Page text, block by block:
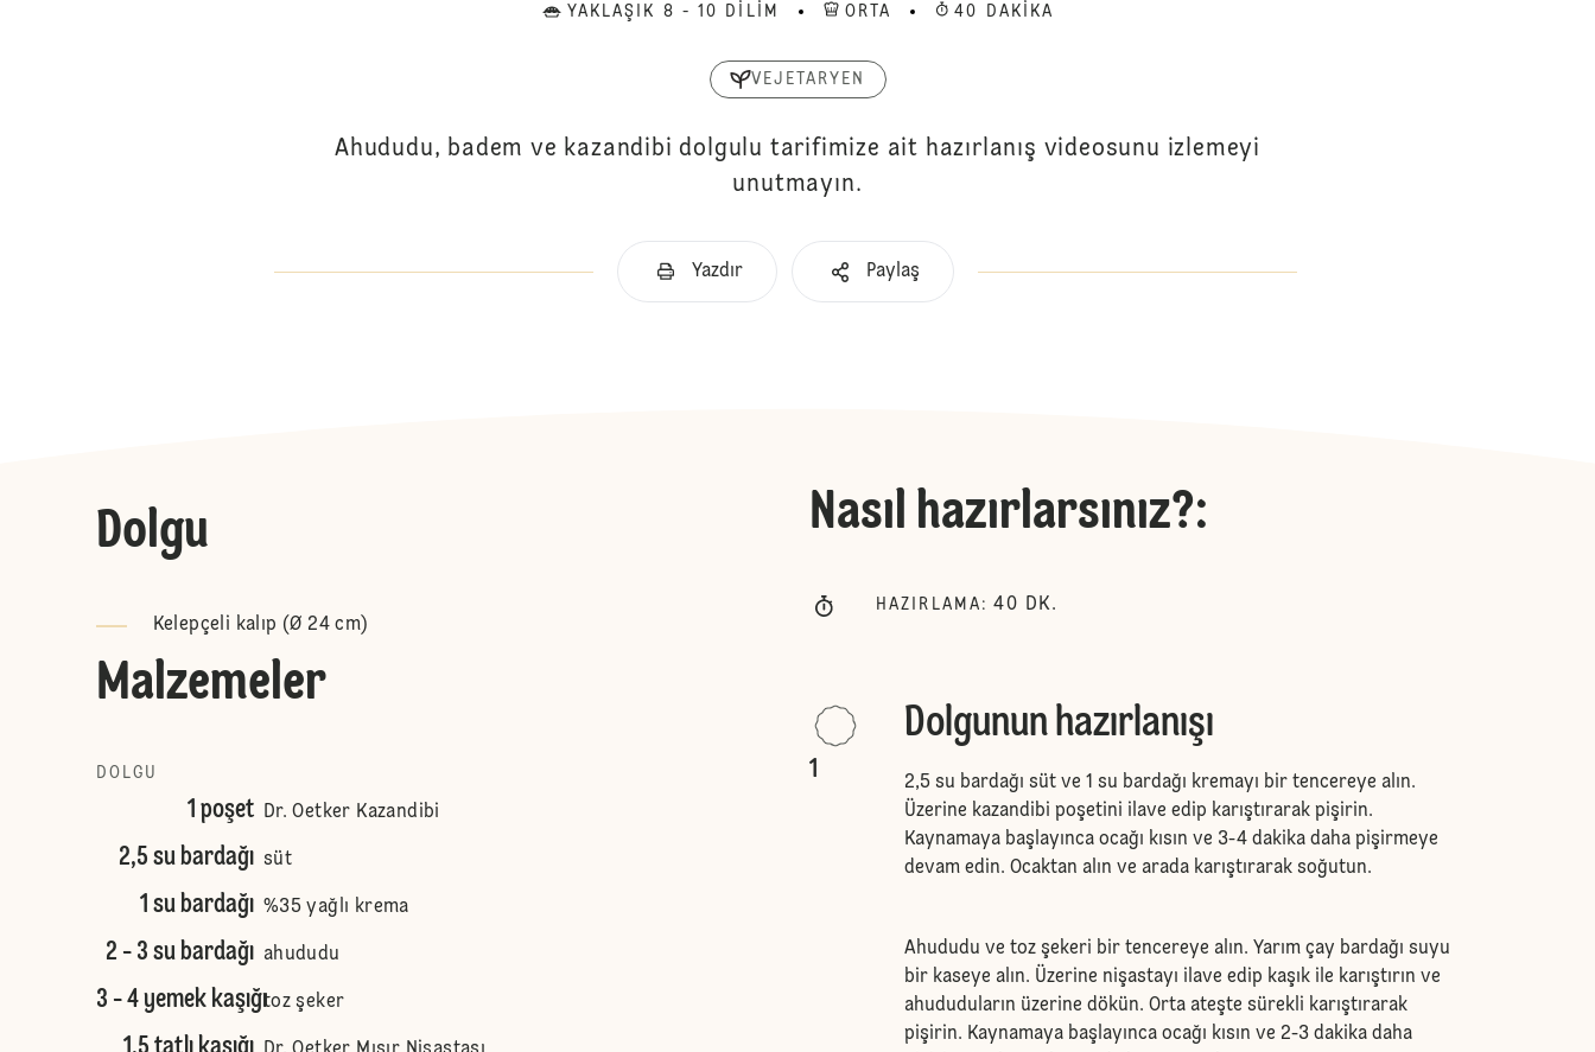
YAKLAŞIK 8 - 10 DILIM ORTA 40 DAKIKA
VEJETARYEN
Ahududu, badem ve kazandibi dolgulu tarifimize ait hazırlanış videosunu izlemeyi
unutmayın.
Yazdır Paylaş
Dolgu
Kelepçeli kalıp (Ø 24 cm)
Malzemeler
DOLGU
1 poşet Dr. Oetker Kazandibi
2,5 su bardağı süt
1 su bardağı %35 yağlı krema
2 - 3 su bardağı ahududu
3 - 4 yemek kaşığıtoz şeker
Nasıl hazırlarsınız?:
HAZIRLAMA : 40 DK.
1
Dolgunun hazırlanışı
2,5 su bardağı süt ve 1 su bardağı kremayı bir tencereye alın.
Üzerine kazandibi poşetini ilave edip karıştırarak pişirin.
Kaynamaya başlayınca ocağı kısın ve 3-4 dakika daha pişirmeye
devam edin. Ocaktan alın ve arada karıştırarak soğutun.
Ahududu ve toz şekeri bir tencereye alın. Yarım çay bardağı suyu
bir kaseye alın. Üzerine nişastayı ilave edip kaşık ile karıştırın ve
ahududuların üzerine dökün. Orta ateşte sürekli karıştırarak
pişirin. Kaynamaya başlayınca ocağı kısın ve 2-3 dakika daha